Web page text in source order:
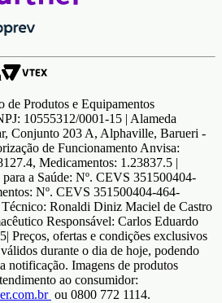
Produtos e Equipamentos
10555312/0001-15 | Alameda
Conjunto 203 A, Alphaville, Barueri -
de Funcionamento Anvisa:
Medicamentos: 1.23837.5 |
a Saúde: Nº. CEVS 351500404-
Nº. CEVS 351500404-464-
Ronaldi Diniz Maciel de Castro
Responsável: Carlos Eduardo
Preços, ofertas e condições exclusivos
durante o dia de hoje, podendo
notificação. Imagens de produtos
ao consumidor:
ou 0800 772 1114.